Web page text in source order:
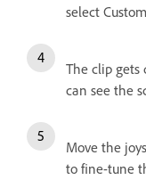
select
The clip gets
can see the
Move the
to fine-tune